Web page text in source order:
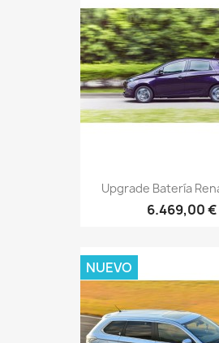
Upgrade Batería
6.469,00 €
NUEVO